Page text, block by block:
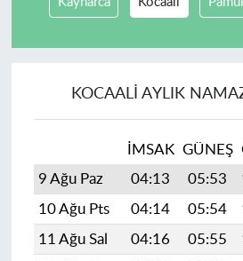
KOCAALI AYLIK
İMSAK GÜNEŞ
9 Ağu Paz
04:13 05:53
10 Ağu Pts
04:14 05:54
11 Ağu Sal
04:16 05:55